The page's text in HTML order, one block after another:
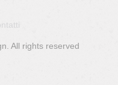
All rights reserved